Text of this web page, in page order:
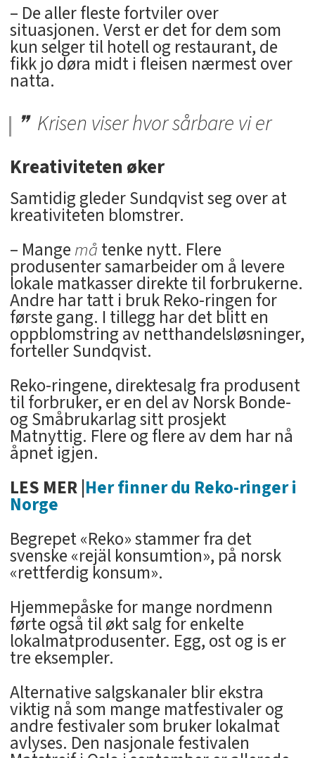
– De aller fleste fortviler over
situasjonen. Verst er det for dem som
kun selger til hotell og restaurant, de
fikk jo døra midt i fleisen nærmest over
natta.
Krisen viser hvor sårbare vi er
Kreativiteten øker
Samtidig gleder Sundqvist seg over at
kreativiteten blomstrer.
– Mangemåtenke nytt. Flere
produsenter samarbeider om å levere
lokale matkasser direkte til forbrukerne.
Andre har tatt i bruk Reko-ringen for
første gang. I tillegg har det blitt en
oppblomstring av netthandelsløsninger,
forteller Sundqvist.
Reko-ringene, direktesalg fra produsent
til forbruker, er en del av Norsk Bonde-
og Småbrukarlag sitt prosjekt
Matnyttig. Flere og flere av dem har nå
åpnet igjen.
LES MER |Her finner du Reko-ringer i
Norge
Begrepet «Reko» stammer fra det
svenske «rejäl konsumtion», på norsk
«rettferdig konsum».
Hjemmepåske for mange nordmenn
førte også til økt salg for enkelte
lokalmatprodusenter. Egg, ost og is er
tre eksempler.
Alternative salgskanaler blir ekstra
viktig nå som mange matfestivaler og
andre festivaler som bruker lokalmat
avlyses. Den nasjonale festivalen